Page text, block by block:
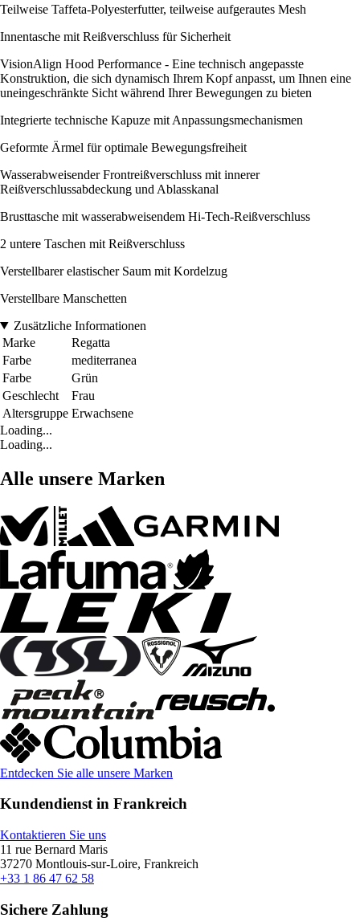
Teilweise Taffeta-Polyesterfutter, teilweise aufgerautes Mesh
Innentasche mit Reißverschluss für Sicherheit
VisionAlign Hood Performance - Eine technisch angepasste
Konstruktion, die sich dynamisch Ihrem Kopf anpasst, um Ihnen eine
uneingeschränkte Sicht während Ihrer Bewegungen zu bieten
Integrierte technische Kapuze mit Anpassungsmechanismen
Geformte Ärmel für optimale Bewegungsfreiheit
Wasserabweisender Frontreißverschluss mit innerer
Reißverschlussabdeckung und Ablasskanal
Brusttasche mit wasserabweisendem Hi-Tech-Reißverschluss
2 untere Taschen mit Reißverschluss
Verstellbarer elastischer Saum mit Kordelzug
Verstellbare Manschetten
Zusätzliche Informationen
Marke
Regatta
Farbe
mediterranea
Farbe
Grün
Geschlecht
Frau
Altersgruppe Erwachsene
Loading...
Loading...
Alle unsere Marken
Entdecken Sie alle unsere Marken
Kundendienst in Frankreich
Kontaktieren Sie uns
11 rue Bernard Maris
37270 Montlouis-sur-Loire, Frankreich
+33 1 86 47 62 58
Sichere Zahlung